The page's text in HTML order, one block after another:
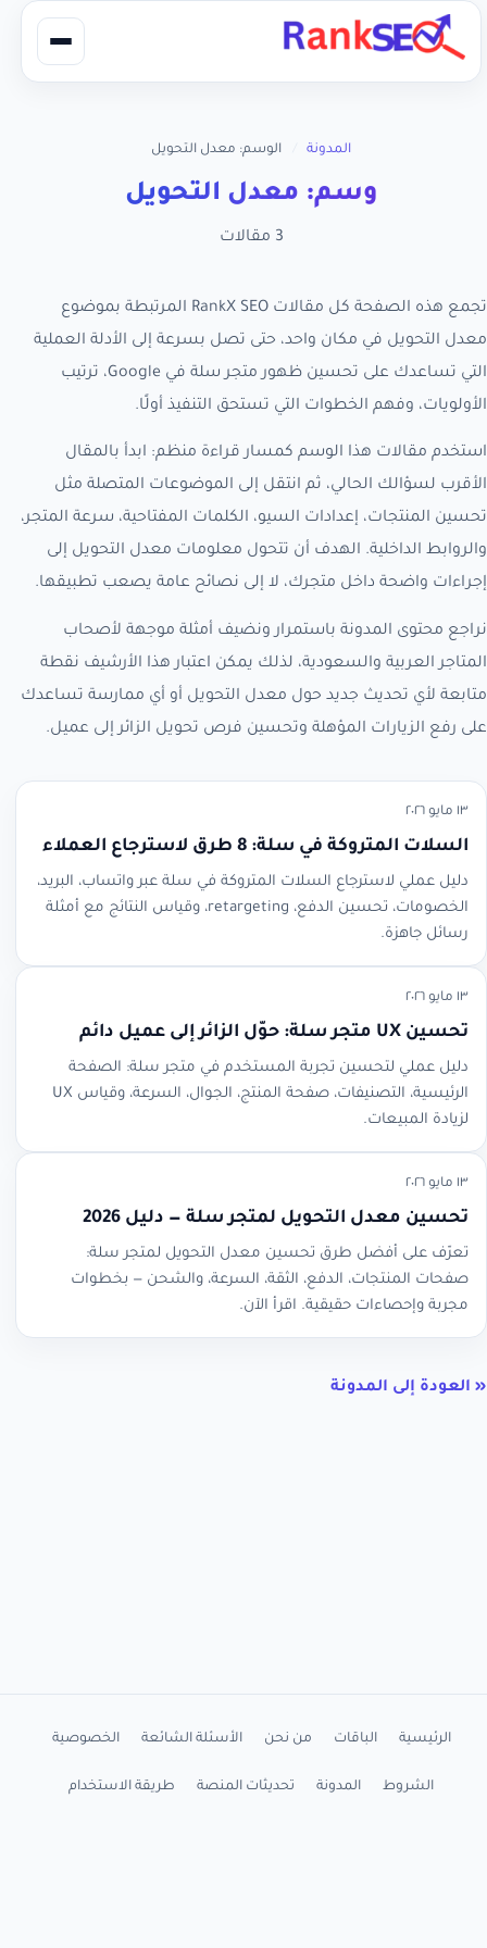
المدونة الوسم: معدل التحويل
وسم: معدل التحويل
3 مقالات
تجمع هذه الصفحة كل مقالات RankX SEO المرتبطة بموضوع
معدل التحويل في مكان واحد، حتى تصل بسرعة إلى الأدلة العملية
التي تساعدك على تحسين ظهور متجر سلة في Google، ترتيب
الأولويات، وفهم الخطوات التي تستحق التنفيذ أولًا.
استخدم مقالات هذا الوسم كمسار قراءة منظم: ابدأ بالمقال
الأقرب لسؤالك الحالي، ثم انتقل إلى الموضوعات المتصلة مثل
تحسين المنتجات، إعدادات السيو، الكلمات المفتاحية، سرعة المتجر،
والروابط الداخلية. الهدف أن تتحول معلومات معدل التحويل إلى
إجراءات واضحة داخل متجرك، لا إلى نصائح عامة يصعب تطبيقها.
نراجع محتوى المدونة باستمرار ونضيف أمثلة موجهة لأصحاب
المتاجر العربية والسعودية، لذلك يمكن اعتبار هذا الأرشيف نقطة
متابعة لأي تحديث جديد حول معدل التحويل أو أي ممارسة تساعدك
على رفع الزيارات المؤهلة وتحسين فرص تحويل الزائر إلى عميل.
١٣ مايو ٢٠٢٦
السلات المتروكة في سلة: 8 طرق لاسترجاع العملاء
دليل عملي لاسترجاع السلات المتروكة في سلة عبر واتساب، البريد،
الخصومات، تحسين الدفع، retargeting، وقياس النتائج مع أمثلة
رسائل جاهزة.
١٣ مايو ٢٠٢٦
تحسين UX متجر سلة: حوّل الزائر إلى عميل دائم
دليل عملي لتحسين تجربة المستخدم في متجر سلة: الصفحة
الرئيسية، التصنيفات، صفحة المنتج، الجوال، السرعة، وقياس UX
لزيادة المبيعات.
١٣ مايو ٢٠٢٦
تحسين معدل التحويل لمتجر سلة — دليل 2026
تعرّف على أفضل طرق تحسين معدل التحويل لمتجر سلة:
صفحات المنتجات، الدفع، الثقة، السرعة، والشحن — بخطوات
مجربة وإحصاءات حقيقية. اقرأ الآن.
« العودة إلى المدونة
الرئيسية الباقات من نحن الأسئلة الشائعة الخصوصية
الشروط المدونة تحديثات المنصة طريقة الاستخدام